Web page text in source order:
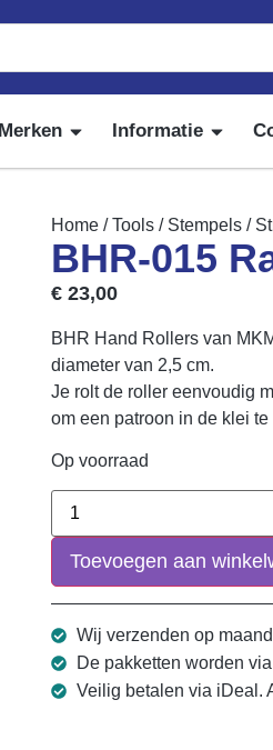
Merken Informatie
Home /Tools / Stempels /
BHR-015
€ 23,00
BHR Hand Rollers van
diameter van 2,5 cm.
Je rolt de roller eenvoudig
om een patroon in de klei te
Op voorraad
Toevoegen aan
Wij verzenden op
De pakketten worden
Veilig betalen via iDeal.